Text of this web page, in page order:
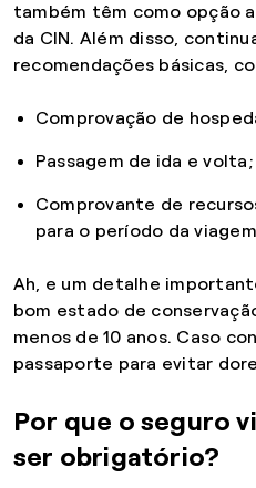
também têm como opção
da CIN. Além disso,
recomendações básicas,
Comprovação de
Passagem de ida e volta;
Comprovante de
para o período da
Ah, e um detalhe
bom estado de
menos de 10 anos. Caso
passaporte para evitar
Por que o seguro
ser obrigatório?